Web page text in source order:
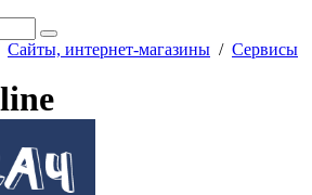
Сайты, интернет-магазины / Сервисы